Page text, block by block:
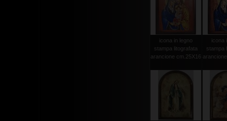
icona in legno
stampa litografata
arancione cm.25X16
icona
stampa